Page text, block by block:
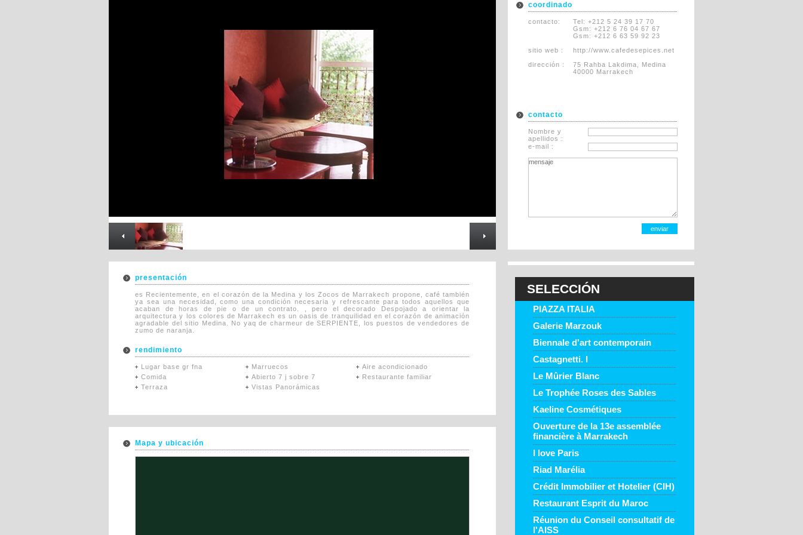
presentación
es Recientemente, en el corazón de la Medina y los Zocos de Marrakech propone, café también
ya sea una necesidad, como una condición necesaria y refrescante para todos aquellos que
acaban de horas de pie o de un contrato. , pero el decorado Despojado a orientar la
arquitectura y los colores de Marrakech es un oasis de tranquilidad en el corazón de animación
agradable del sitio Medina. No yaq de charmeur de SERPIENTE, los puestos de vendedores de
zumo de naranja.
rendimiento
Lugar base gr fna Marruecos
Aire acondicionado
Comida
Abierto 7 j sobre 7
Restaurante familiar
Terraza
Vistas Panorámicas
Mapa y ubicación
coordinado
contacto:
Tel: +212 5 24 39 17 70
Gsm: +212 6 76 04 67 67
Gsm: +212 6 63 59 92 23
sitio web : http://www.cafedesepices.net
dirección :
75 Rahba Lakdima, Medina
40000 Marrakech
contacto
Nombre y
apellidos :
e-mail :
SELECCIÓN
PIAZZA ITALIA
Galerie Marzouk
Biennale d'art contemporain
Castagnetti. I
Le Mûrier Blanc
Le Trophée Roses des Sables
Kaeline Cosmétiques
Ouverture de la 13e assemblée
financière à Marrakech
I love Paris
Riad Marélia
Crédit Immobilier et Hotelier (CIH)
Restaurant Esprit du Maroc
Réunion du Conseil consultatif de
l'AISS